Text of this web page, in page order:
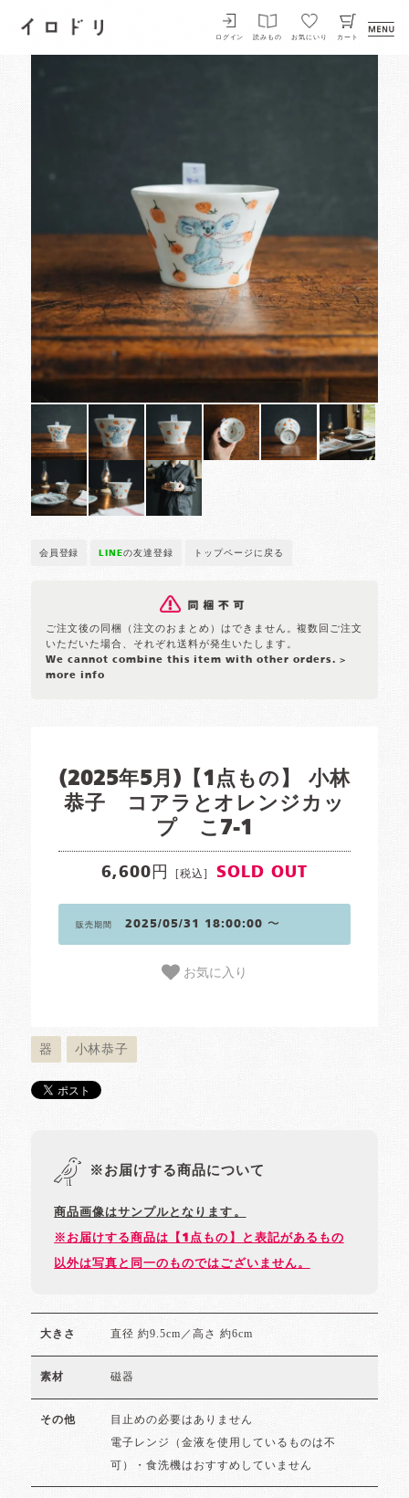
イロドリ
ログイン 読みもの お気にいり カート
会員登録 LINEの友達登録 トップページに戻る
ご注文後の同梱（注文のおまとめ）はできません。複数回ご注文
いただいた場合、それぞれ送料が発生いたします。
We cannot combine this item with other orders. >
more info
(2025年5月)【1点もの】 小林
恭子 コアラとオレンジカッ
プ こ7-1
6,600円 [税込] SOLD OUT
販売期間 2025/05/31 18:00:00 〜
お気に入り
器 小林恭子
※お届けする商品について
商品画像はサンプルとなります。
※お届けする商品は【1点もの】と表記があるもの
以外は写真と同一のものではございません。
大きさ 直径 約9.5cm／高さ 約6cm
素材 磁器
その他 目止めの必要はありません
電子レンジ（金液を使用しているものは不
可）・食洗機はおすすめしていません